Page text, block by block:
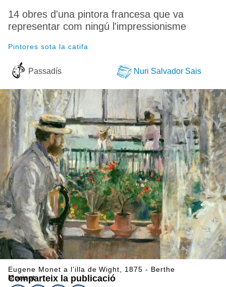
14 obres d'una pintora francesa que va
representar com ningú l'impressionisme
Pintores sota la catifa
Passadís Nuri Salvador Sais
Eugene Monet a l’illa de Wight, 1875 - Berthe
Morisot
Comparteix la publicació